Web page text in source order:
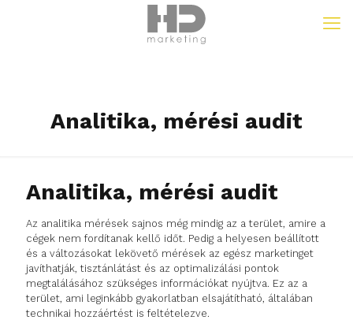
Analitika, mérési audit
Analitika, mérési audit
Az analitika mérések sajnos még mindig az a terület, amire a
cégek nem fordítanak kellő időt. Pedig a helyesen beállított
és a változásokat lekövető mérések az egész marketinget
javíthatják, tisztánlátást és az optimalizálási pontok
megtalálásához szükséges információkat nyújtva. Ez az a
terület, ami leginkább gyakorlatban elsajátítható, általában
technikai hozzáértést is feltételezve.